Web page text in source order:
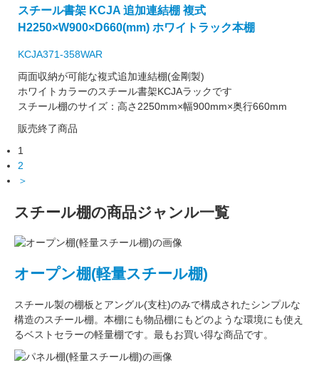
スチール書架 KCJA 追加連結棚 複式
H2250×W900×D660(mm) ホワイトラック本棚
KCJA371-358WAR
両面収納が可能な複式追加連結棚(金剛製)
ホワイトカラーのスチール書架KCJAラックです
スチール棚のサイズ：高さ2250mm×幅900mm×奥行660mm
販売終了商品
1
2
＞
スチール棚の商品ジャンル一覧
オープン棚(軽量スチール棚)
スチール製の棚板 と アングル(支柱)のみで構成されたシンプルな
構造のスチール棚。本棚にも物品棚にもどのような環境にも使え
るベストセラーの軽量棚です。最もお買い得な商品です。